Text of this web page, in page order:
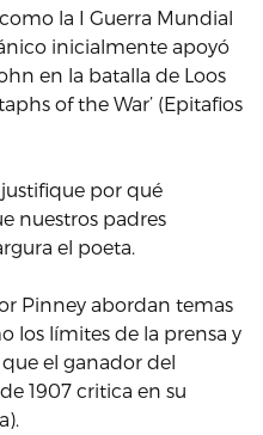
la I Guerra Mundial
inicialmente apoyó
en la batalla de Loos
of the War’ (Epitafios
justifique por qué
nuestros padres
el poeta.
Pinney abordan temas
los límites de la prensa y
el ganador del
1907 critica en su